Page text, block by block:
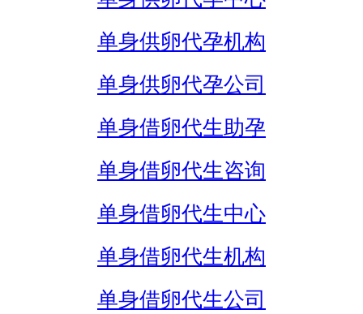
单身供卵代孕机构
单身供卵代孕公司
单身借卵代生助孕
单身借卵代生咨询
单身借卵代生中心
单身借卵代生机构
单身借卵代生公司